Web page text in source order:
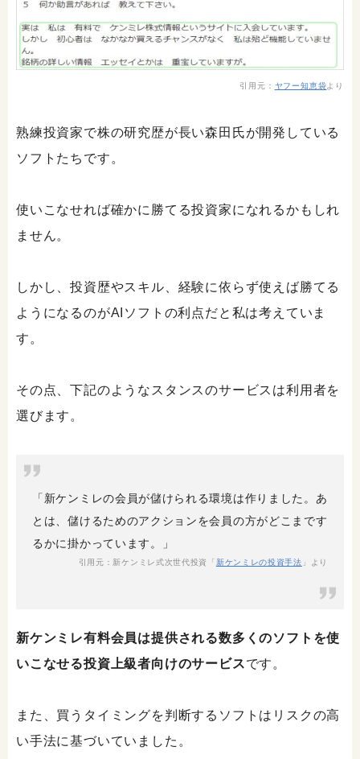
引用元： ヤフー知恵袋より
熟練投資家で株の研究歴が長い森田氏が開発している
ソフトたちです。
使いこなせれば確かに勝てる投資家になれるかもしれ
ません。
しかし、投資歴やスキル、経験に依らず使えば勝てる
ようになるのがAIソフトの利点だと私は考えていま
す。
その点、下記のようなスタンスのサービスは利用者を
選びます。
「新ケンミレの会員が儲けられる環境は作りました。あ
とは、儲けるためのアクションを会員の方がどこまです
るかに掛かっています。」
引用元：新ケンミレ式次世代投資「新ケンミレの投資手法 」より
新ケンミレ有料会員は提供される数多くのソフトを使
いこなせる投資上級者向けのサービスです。
また、買うタイミングを判断するソフトはリスクの高
い手法に基づいていました。